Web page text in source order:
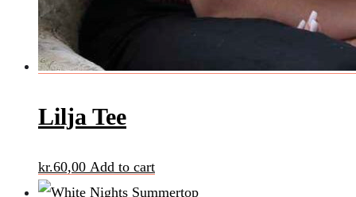
Lilja Tee
kr.60,00 Add to cart